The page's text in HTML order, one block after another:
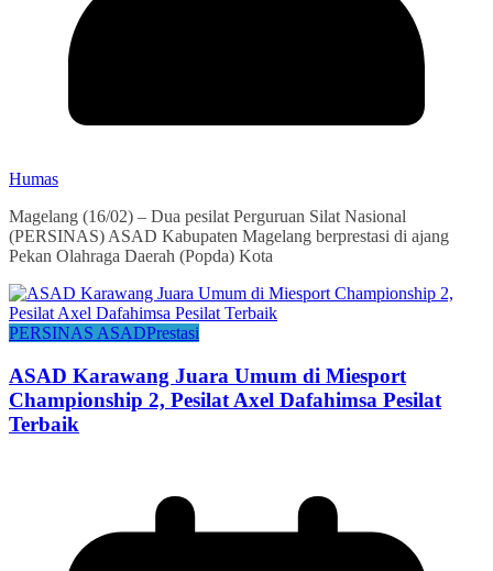
Humas
Magelang (16/02) – Dua pesilat Perguruan Silat Nasional
(PERSINAS) ASAD Kabupaten Magelang berprestasi di ajang
Pekan Olahraga Daerah (Popda) Kota
PERSINAS ASADPrestasi
ASAD Karawang Juara Umum di Miesport
Championship 2, Pesilat Axel Dafahimsa Pesilat
Terbaik